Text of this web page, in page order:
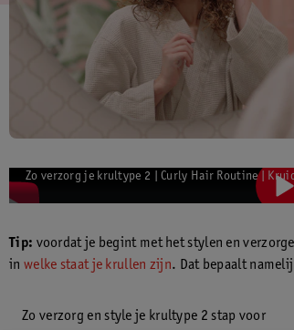
Zo verzorg je krultype 2 | Curly Hair Routine |
Tip: voordat je begint met het stylen en
in welke staat je krullen zijn. Dat bepaalt
Zo verzorg en style je krultype 2 stap voor